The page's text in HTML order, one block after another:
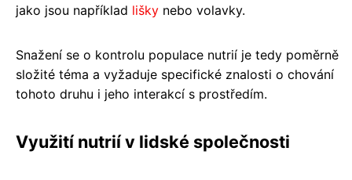
jako jsou například lišky nebo volavky.
Snažení se o kontrolu populace nutrií je tedy poměrně
složité téma a vyžaduje specifické znalosti o chování
tohoto druhu i jeho interakcí s prostředím.
Využití nutrií v lidské společnosti